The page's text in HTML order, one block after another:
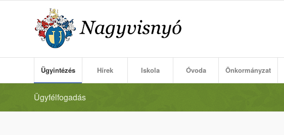
Ügyintézés Hírek Iskola Óvoda Önkormányzat
Ügyfélfogadás